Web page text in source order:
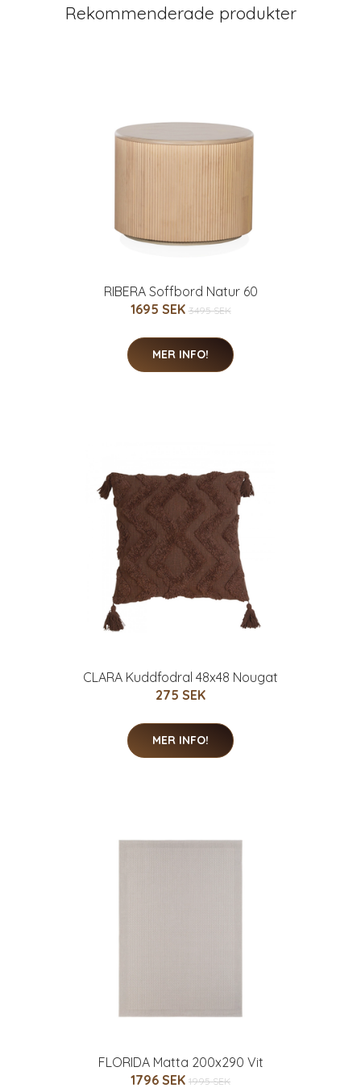
Rekommenderade produkter
RIBERA Soffbord Natur 60
1695 SEK 3495 SEK
MER INFO!
CLARA Kuddfodral 48x48 Nougat
275 SEK
MER INFO!
FLORIDA Matta 200x290 Vit
1796 SEK 1995 SEK